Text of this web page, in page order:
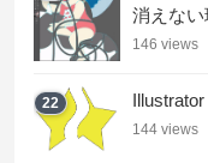
消えない
146 views
22
144 views